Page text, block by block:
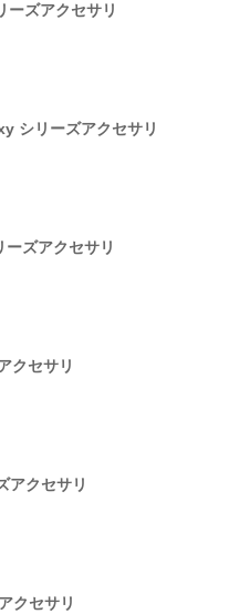
ズアクセサリ
シリーズアクセサリ
ズアクセサリ
クセサリ
アクセサリ
クセサリ